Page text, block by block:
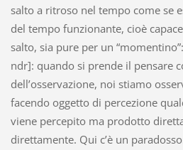
salto a ritroso nel tempo come se
del tempo funzionante, cioè
salto, sia pure per un
ndr]: quando si prende il pensare
dell’osservazione, noi stiamo
facendo oggetto di percezione
viene percepito ma prodotto
direttamente. Qui c’è un